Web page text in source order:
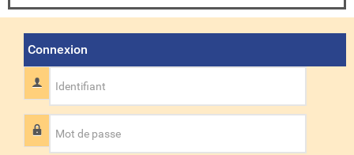
Connexion
Identifiant
Mot de passe